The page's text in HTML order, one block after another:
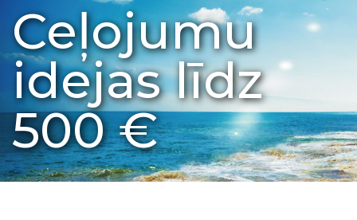
Ceļojumu
idejas līdz
500 €